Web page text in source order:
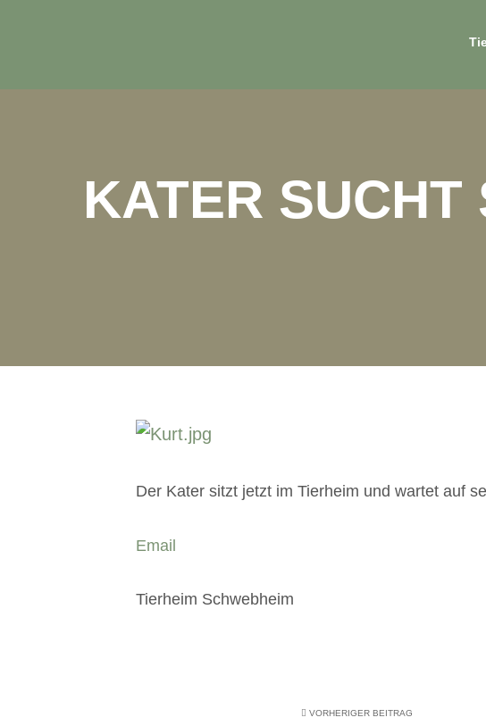
KATER
Der Kater sitzt jetzt im Tierheim und wartet auf
Email
Tierheim Schwebheim
VORHERIGER BEITRAG